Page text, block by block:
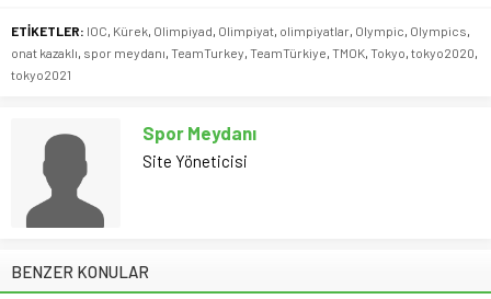
ETİKETLER: IOC Kürek Olimpiyad Olimpiyat olimpiyatlar Olympic Olympics
onat kazaklı spor meydanı TeamTurkey TeamTürkiye TMOK Tokyo tokyo2020
tokyo2021
Spor Meydanı
Site Yöneticisi
BENZER KONULAR